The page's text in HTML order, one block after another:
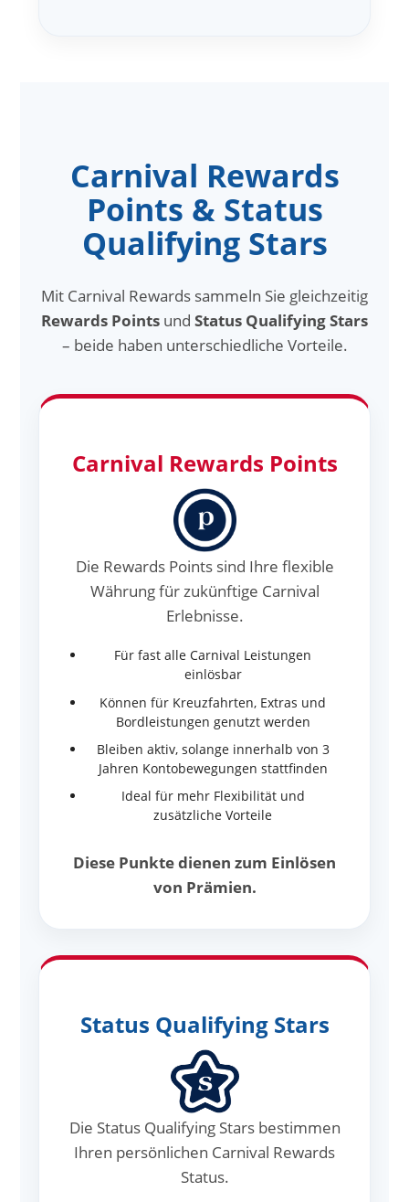
Carnival Rewards
Points & Status
Qualifying Stars
Mit Carnival Rewards sammeln Sie gleichzeitig
Rewards Points und Status Qualifying Stars
– beide haben unterschiedliche Vorteile.
Carnival Rewards Points
Die Rewards Points sind Ihre flexible
Währung für zukünftige Carnival
Erlebnisse.
Für fast alle Carnival Leistungen
einlösbar
Können für Kreuzfahrten, Extras und
Bordleistungen genutzt werden
Bleiben aktiv, solange innerhalb von 3
Jahren Kontobewegungen stattfinden
Ideal für mehr Flexibilität und
zusätzliche Vorteile
Diese Punkte dienen zum Einlösen
von Prämien.
Status Qualifying Stars
Die Status Qualifying Stars bestimmen
Ihren persönlichen Carnival Rewards
Status.